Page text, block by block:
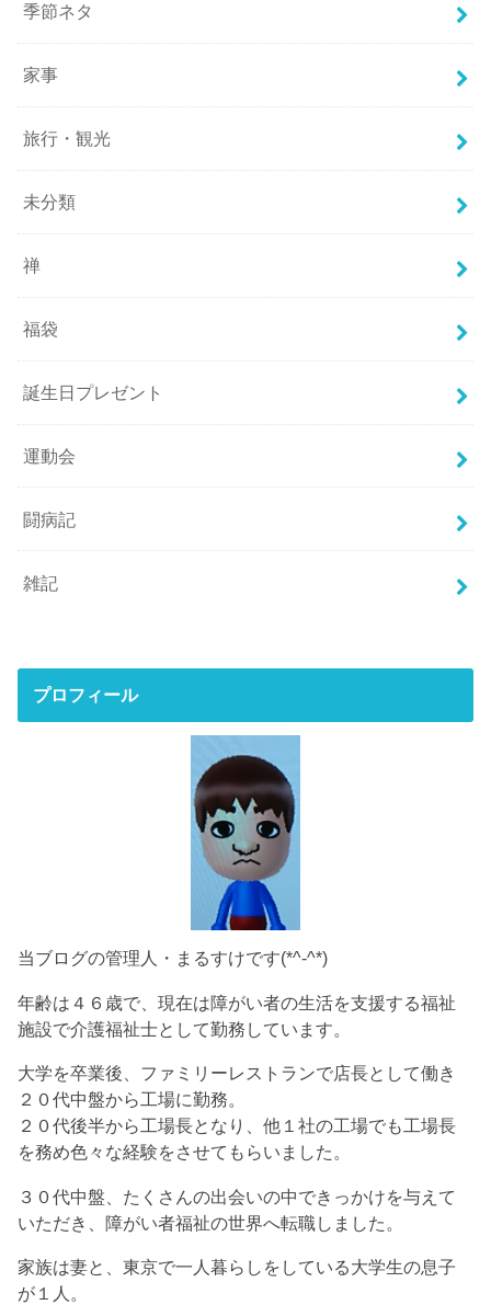
季節ネタ
家事
旅行・観光
未分類
禅
福袋
誕生日プレゼント
運動会
闘病記
雑記
プロフィール
当ブログの管理人・まるすけです(*^-^*)
年齢は４６歳で、現在は障がい者の生活を支援する福祉
施設で介護福祉士として勤務しています。
大学を卒業後、ファミリーレストランで店長として働き
２０代中盤から工場に勤務。
２０代後半から工場長となり、他１社の工場でも工場長
を務め色々な経験をさせてもらいました。
３０代中盤、たくさんの出会いの中できっかけを与えて
いただき、障がい者福祉の世界へ転職しました。
家族は妻と、東京で一人暮らしをしている大学生の息子
が１人。